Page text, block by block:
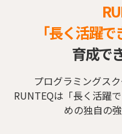
「長く活躍
育成で
プログラミングス
RUNTEQは「長く活躍
めの独自の